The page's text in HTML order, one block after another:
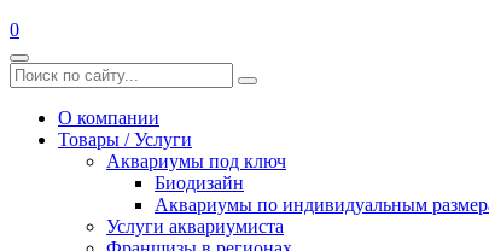
0
О компании
Товары / Услуги
Аквариумы под ключ
Биодизайн
Аквариумы по индивидуальным
Услуги аквариумиста